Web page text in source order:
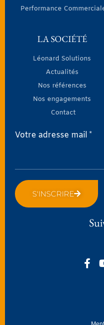
Performance
LA SOCIÉTÉ
Léonard Solutions
Actualités
Nos références
Nos engagements
Contact
Votre adresse mail *
S'INSCRIRE